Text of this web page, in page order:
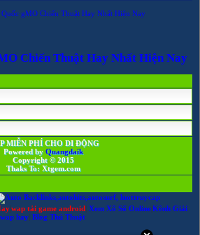
Quốc gMO Chiến Thuật Hay Nhất Hiện Nay
Chiến Thuật Hay Nhất Hiện Nay
MIỄN PHÍ CHO DI ĐỘNG
Powered byQuangdaik
Copyright © 2015
Thaks To: Xtgem.com
|wap tải game android| Xem Xổ Số Online|Kênh Giải
wap hay| Blog Thủ Thuật